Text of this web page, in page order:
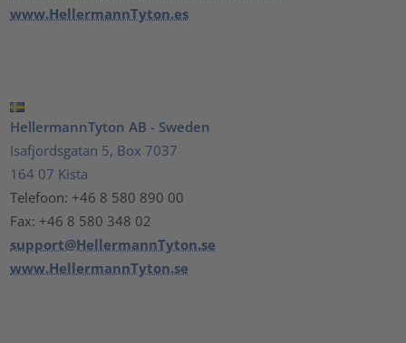
www.HellermannTyton.es
HellermannTyton AB - Sweden
Isafjordsgatan 5, Box 7037
164 07 Kista
Telefoon: +46 8 580 890 00
Fax: +46 8 580 348 02
support@HellermannTyton.se
www.HellermannTyton.se